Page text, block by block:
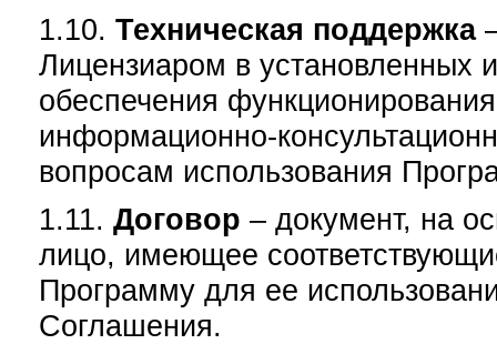
1.10. Техническая поддержка
Лицензиаром в установленных
обеспечения
информационно-
вопросам использования
1.11. Договор – документ, на
лицо, имеющее
Программу для ее
Соглашения.